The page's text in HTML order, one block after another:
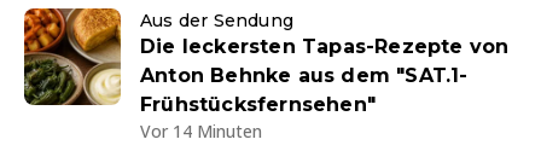
Aus der Sendung
Die leckersten Tapas-Rezepte von
Anton Behnke aus dem "SAT.1-
Frühstücksfernsehen"
Vor 14 Minuten